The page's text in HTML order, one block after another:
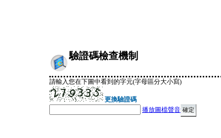
驗證碼檢查機制
請輸入您在下圖中看到的字元(字母區分大小寫)
更換驗證碼
播放圖檔聲音